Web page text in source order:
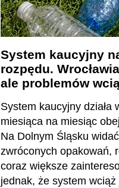
System kaucyjny
rozpędu.
ale problemów
System kaucyjny
miesiąca na miesiąc
Na Dolnym Śląsku
zwróconych opakowań,
coraz większe
jednak, że system